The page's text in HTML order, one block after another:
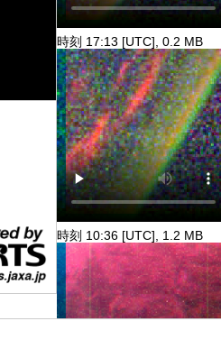
時刻 17:13 [UTC], 0.2 MB
時刻 10:36 [UTC], 1.2 MB